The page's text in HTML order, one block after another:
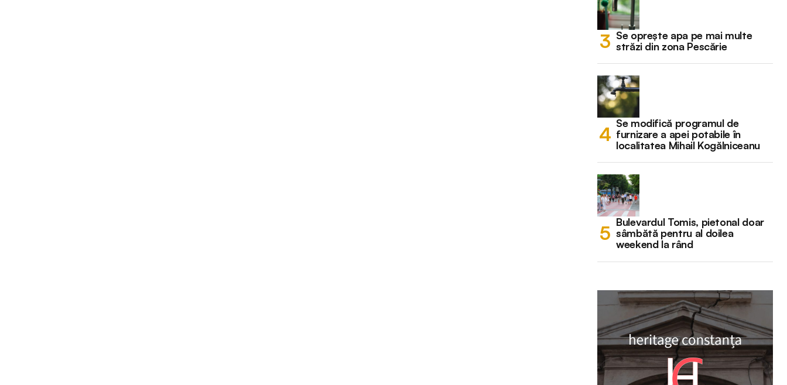
Se oprește apa pe mai multe
străzi din zona Pescărie
Se modifică programul de
furnizare a apei potabile în
localitatea Mihail Kogălniceanu
Bulevardul Tomis, pietonal doar
sâmbătă pentru al doilea
weekend la rând